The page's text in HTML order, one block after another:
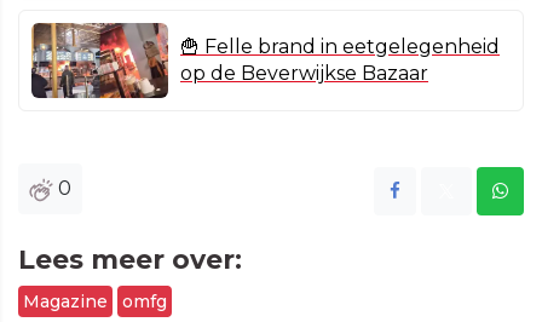
🍟 Felle brand in eetgelegenheid
op de Beverwijkse Bazaar
0
Lees meer over:
Magazine omfg